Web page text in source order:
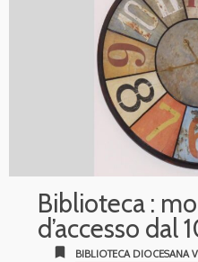
Biblioteca :
d’accesso dal
bookmark BIBLIOTECA DIOCESANA